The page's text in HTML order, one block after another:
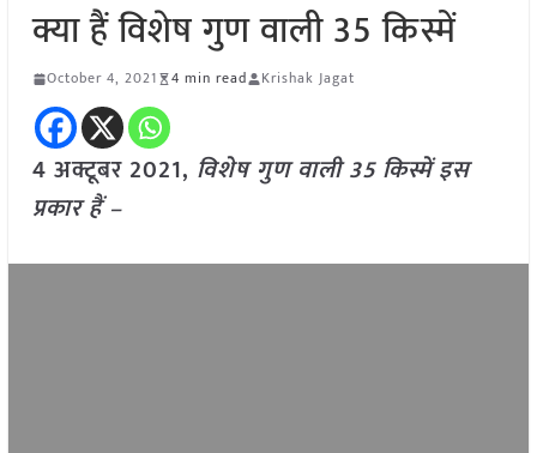
क्या हैं विशेष गुण वाली 35 किस्में
October 4, 2021 4 min read Krishak Jagat
4 अक्टूबर 2021, विशेष गुण वाली 35 किस्में इस
प्रकार हैं –